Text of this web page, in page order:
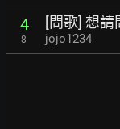
4
8
[問歌] 想
jojo1234